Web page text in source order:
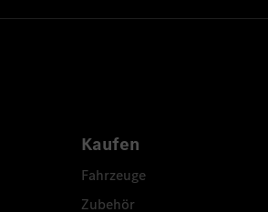
Kaufen
Fahrzeuge
Zubehör